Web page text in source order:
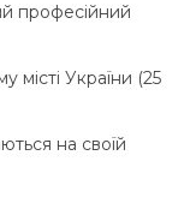
професійний
України (25
на своїй